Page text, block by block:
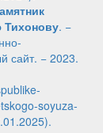
. −
сайт. − 2023.
soyuza-